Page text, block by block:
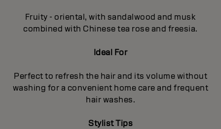
Fruity - oriental, with sandalwood and musk
combined with Chinese tea rose and freesia.
Ideal For
Perfect to refresh the hair and its volume without
washing for a convenient home care and frequent
hair washes.
Stylist Tips